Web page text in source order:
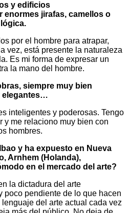
y edificios
jirafas, camellos o
por el hombre para atrapar,
vez, está presente la naturaleza
Es mi forma de expresar un
la mano del hombre.
siempre muy bien
elegantes…
inteligentes y poderosas. Tengo
y me relaciono muy bien con
hombres.
y ha expuesto en Nueva
Arnhem (Holanda),
en el mercado del arte?
la dictadura del arte
poco pendiente de lo que hacen
del arte actual cada vez